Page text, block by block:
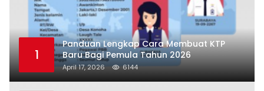
1
Panduan Lengkap Cara Membuat KTP
Baru Bagi Pemula Tahun 2026
April 17, 2026 6144